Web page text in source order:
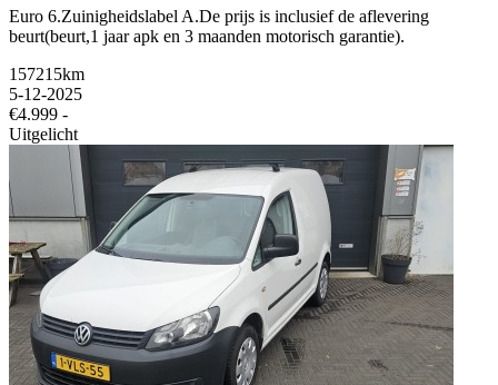
Euro 6.Zuinigheidslabel A.De prijs is inclusief de aflevering
beurt(beurt,1 jaar apk en 3 maanden motorisch garantie).
157215km
5-12-2025
€4.999 -
Uitgelicht